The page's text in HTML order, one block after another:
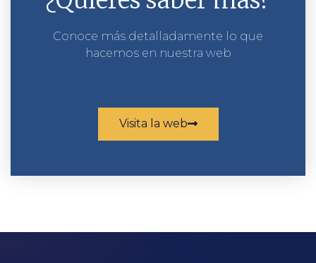
Conoce más detalladamente lo que
hacemos en nuestra web
Visita la web